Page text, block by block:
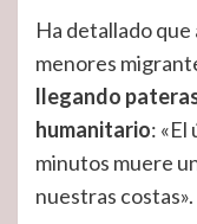
Ha detallado
menores
llegando
humanitario: «El
minutos muere
nuestras costas».